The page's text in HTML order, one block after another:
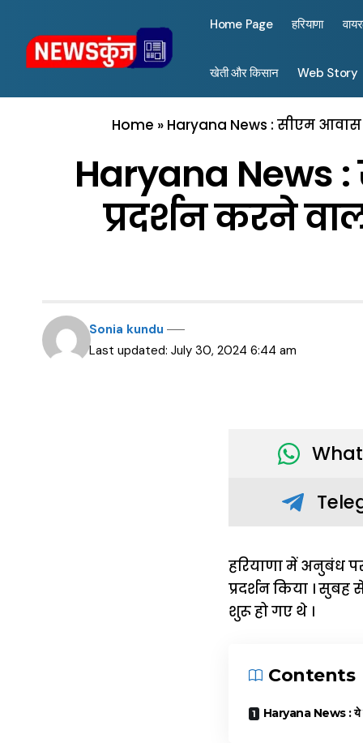
Home Page हरियाणा
खेती और किसान Web Story
Home » Haryana News : सीएम आवास
Haryana News
प्रदर्शन करने
Last updated: July 30, 2024 6:44 am
Sonia kundu
हरियाणा में अनुबंध
प्रदर्शन किया ।
शुरू हो गए थे ।
Contents
Haryana News : ये